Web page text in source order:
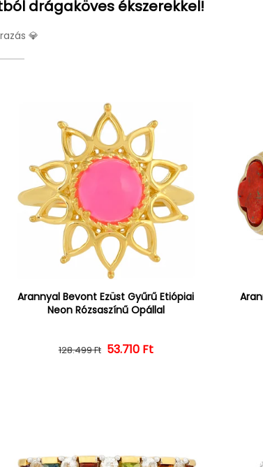
drágaköves ékszerekkel!
💎
Arannyal Bevont Ezüst Gyűrű Etiópiai
Neon Rózsaszínű Opállal
Normál ár
128.499 Ft Kedvezményes ár
53.710 Ft